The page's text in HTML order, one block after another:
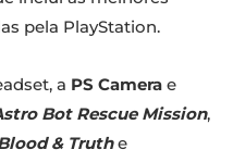
pela PlayStation.
a PS Camera e
Bot Rescue Mission,
& Truthe